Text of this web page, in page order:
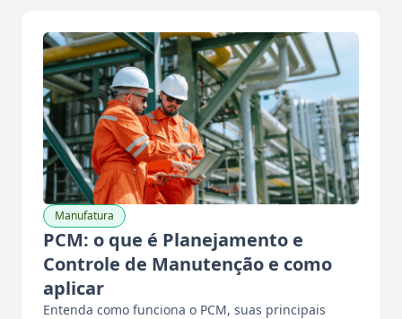
Manufatura
PCM: o que é Planejamento e
Controle de Manutenção e como
aplicar
Entenda como funciona o PCM, suas principais